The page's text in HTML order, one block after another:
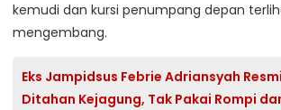
kemudi dan kursi penumpang depan
mengembang.
Eks Jampidsus Febrie Adriansyah Resmi
Ditahan Kejagung, Tak Pakai Rompi